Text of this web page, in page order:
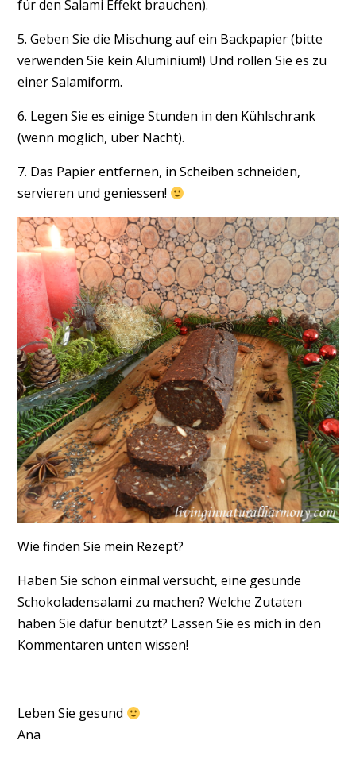
für den Salami Effekt brauchen).
5. Geben Sie die Mischung auf ein Backpapier (bitte
verwenden Sie kein Aluminium!) Und rollen Sie es zu
einer Salamiform.
6. Legen Sie es einige Stunden in den Kühlschrank
(wenn möglich, über Nacht).
7. Das Papier entfernen, in Scheiben schneiden,
servieren und geniessen!
Wie finden Sie mein Rezept?
Haben Sie schon einmal versucht, eine gesunde
Schokoladensalami zu machen? Welche Zutaten
haben Sie dafür benutzt? Lassen Sie es mich in den
Kommentaren unten wissen!
Leben Sie gesund
Ana